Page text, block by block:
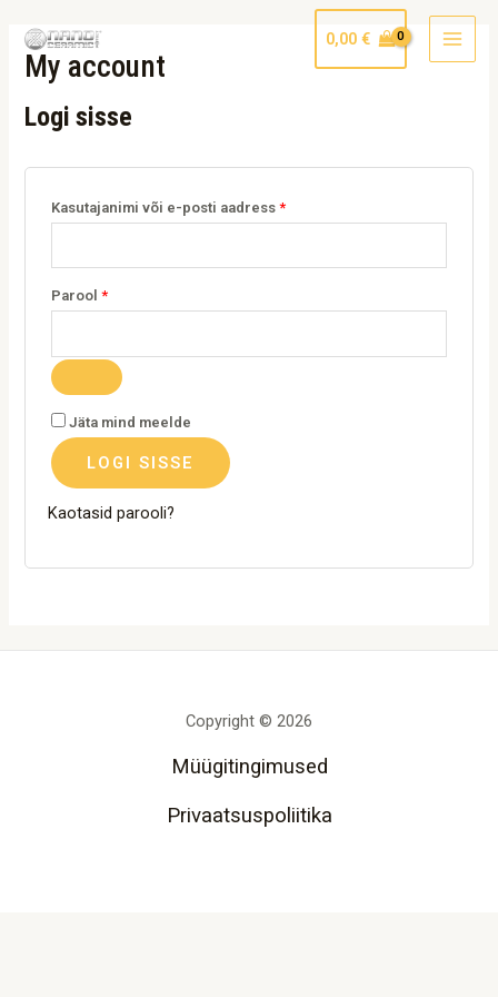
content
0,00 €
My account
Logi sisse
Kasutajanimi või e-posti aadress*
Nõutud
Parool*
Jäta mind meelde
LOGI SISSE
Kaotasid parooli?
Copyright © 2026
Müügitingimused
Privaatsuspoliitika